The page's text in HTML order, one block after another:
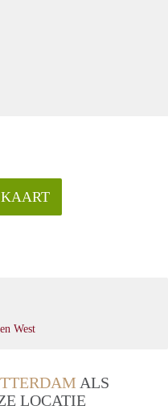
West
ALS
LOCATIE